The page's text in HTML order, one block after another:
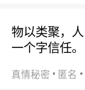
物以类聚，
一个字信任
真情秘密 匿名